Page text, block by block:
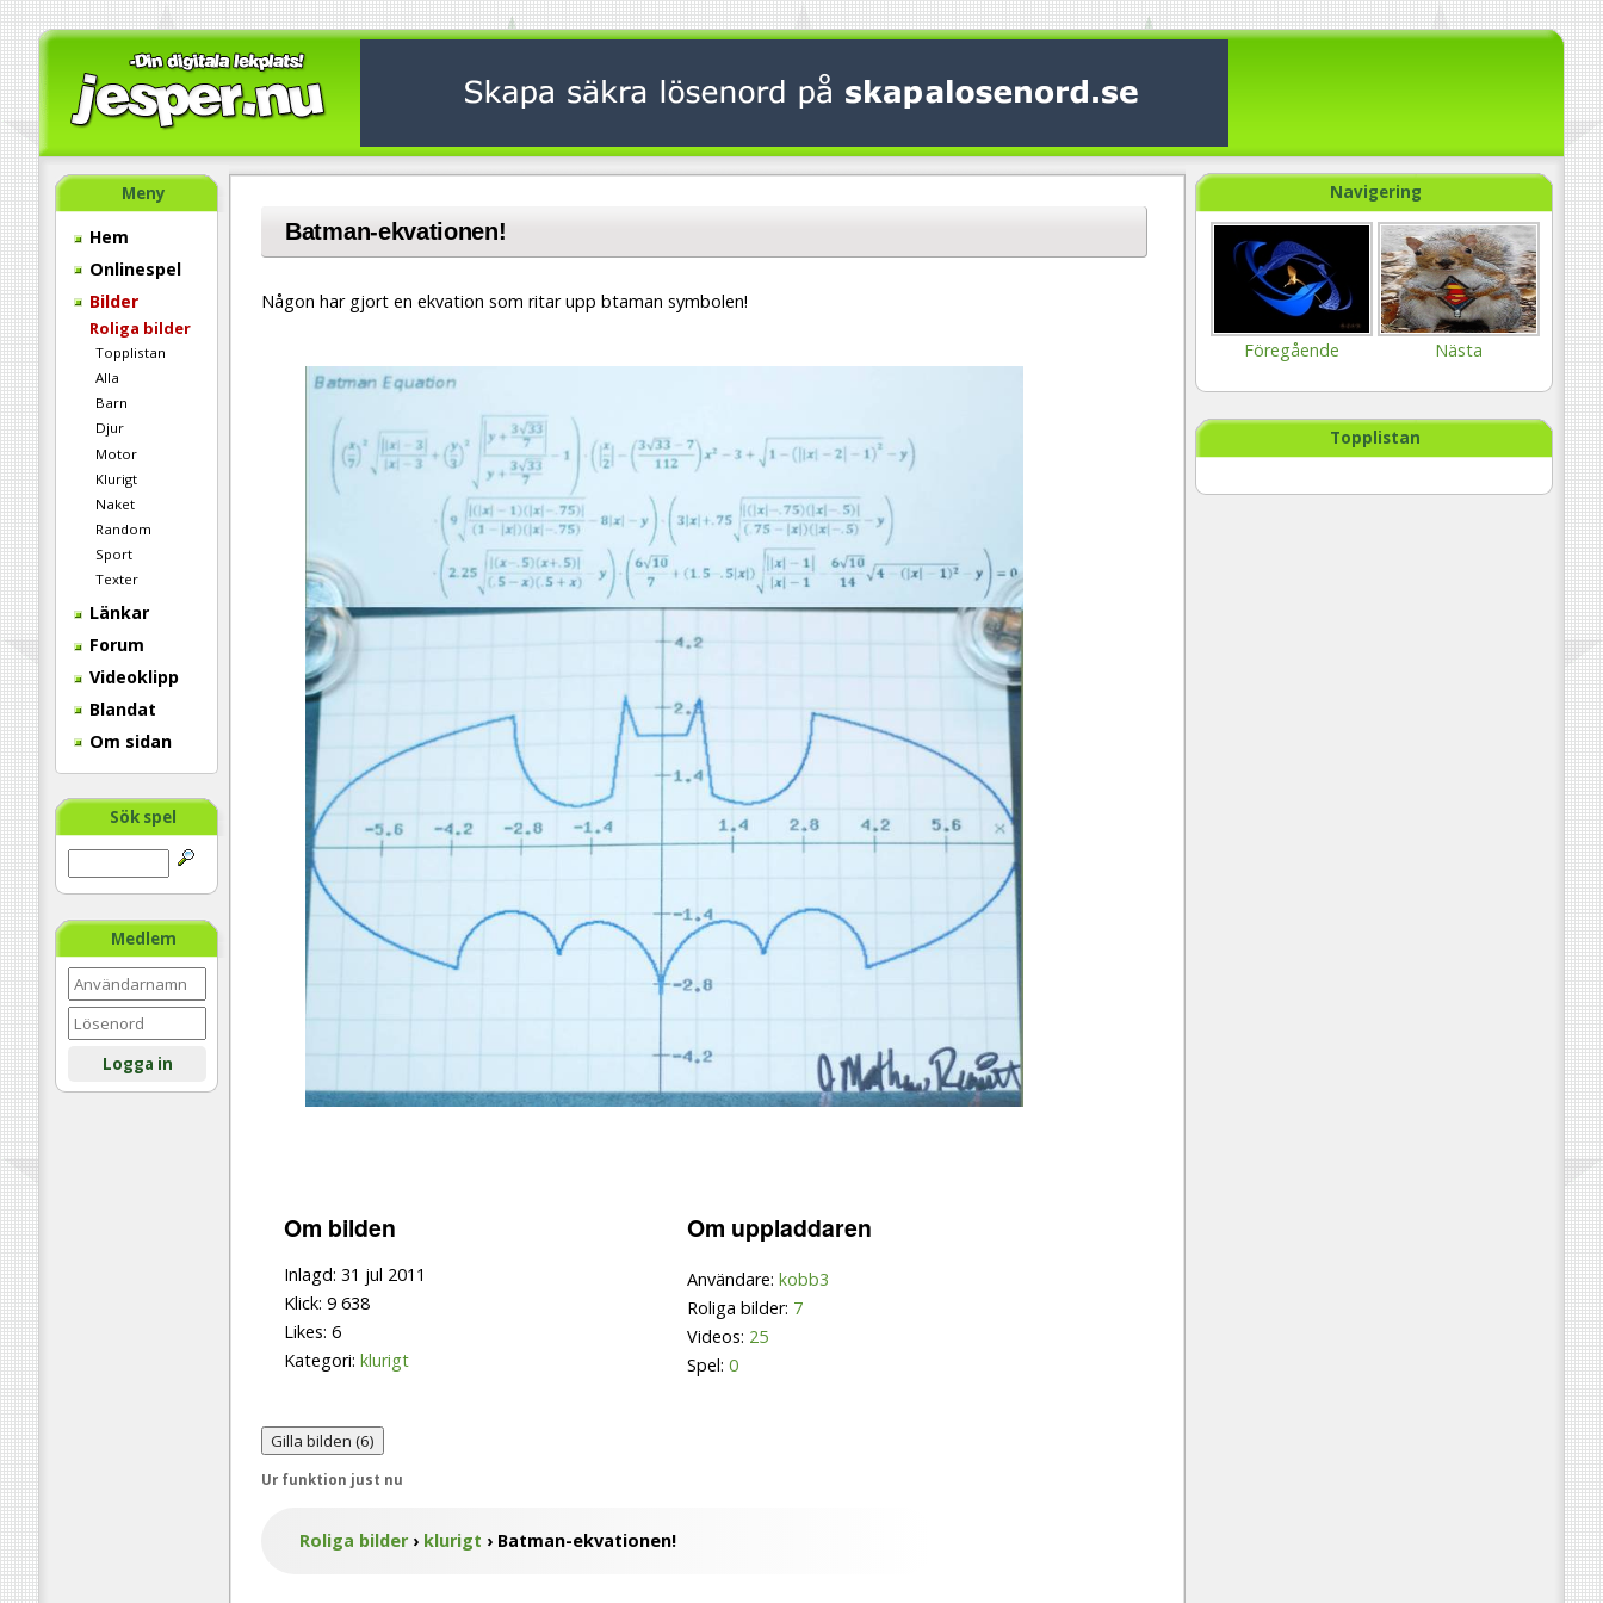
Meny
Hem
Onlinespel
Bilder
Roliga bilder
Topplistan
Alla
Barn
Djur
Motor
Klurigt
Naket
Random
Sport
Texter
Länkar
Forum
Videoklipp
Blandat
Om sidan
Sök spel
Medlem
Logga in
Navigering
Föregående Nästa
Topplistan
Batman-ekvationen!
Någon har gjort en ekvation som ritar upp btaman symbolen!
Om bilden
Inlagd: 31 jul 2011
Klick: 9 638
Likes: 6
Kategori: klurigt
Om uppladdaren
Användare: kobb3
Roliga bilder: 7
Videos: 25
Spel: 0
Gilla bilden (6)
Ur funktion just nu
Roliga bilder › klurigt › Batman-ekvationen!